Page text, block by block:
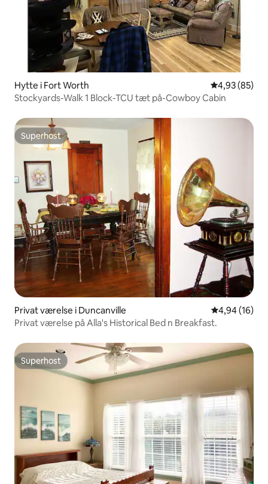
Hytte i Fort Worth 4,93 ud af 5 i
4,93 (85)
Stockyards-Walk 1 Block-TCU tæt på-Cowboy Cabin
Superhost
Superhost
Privat værelse i Duncanville 4,94 ud af 5 i
4,94 (16)
Privat værelse på Alla's Historical Bed n Breakfast.
Superhost
Superhost